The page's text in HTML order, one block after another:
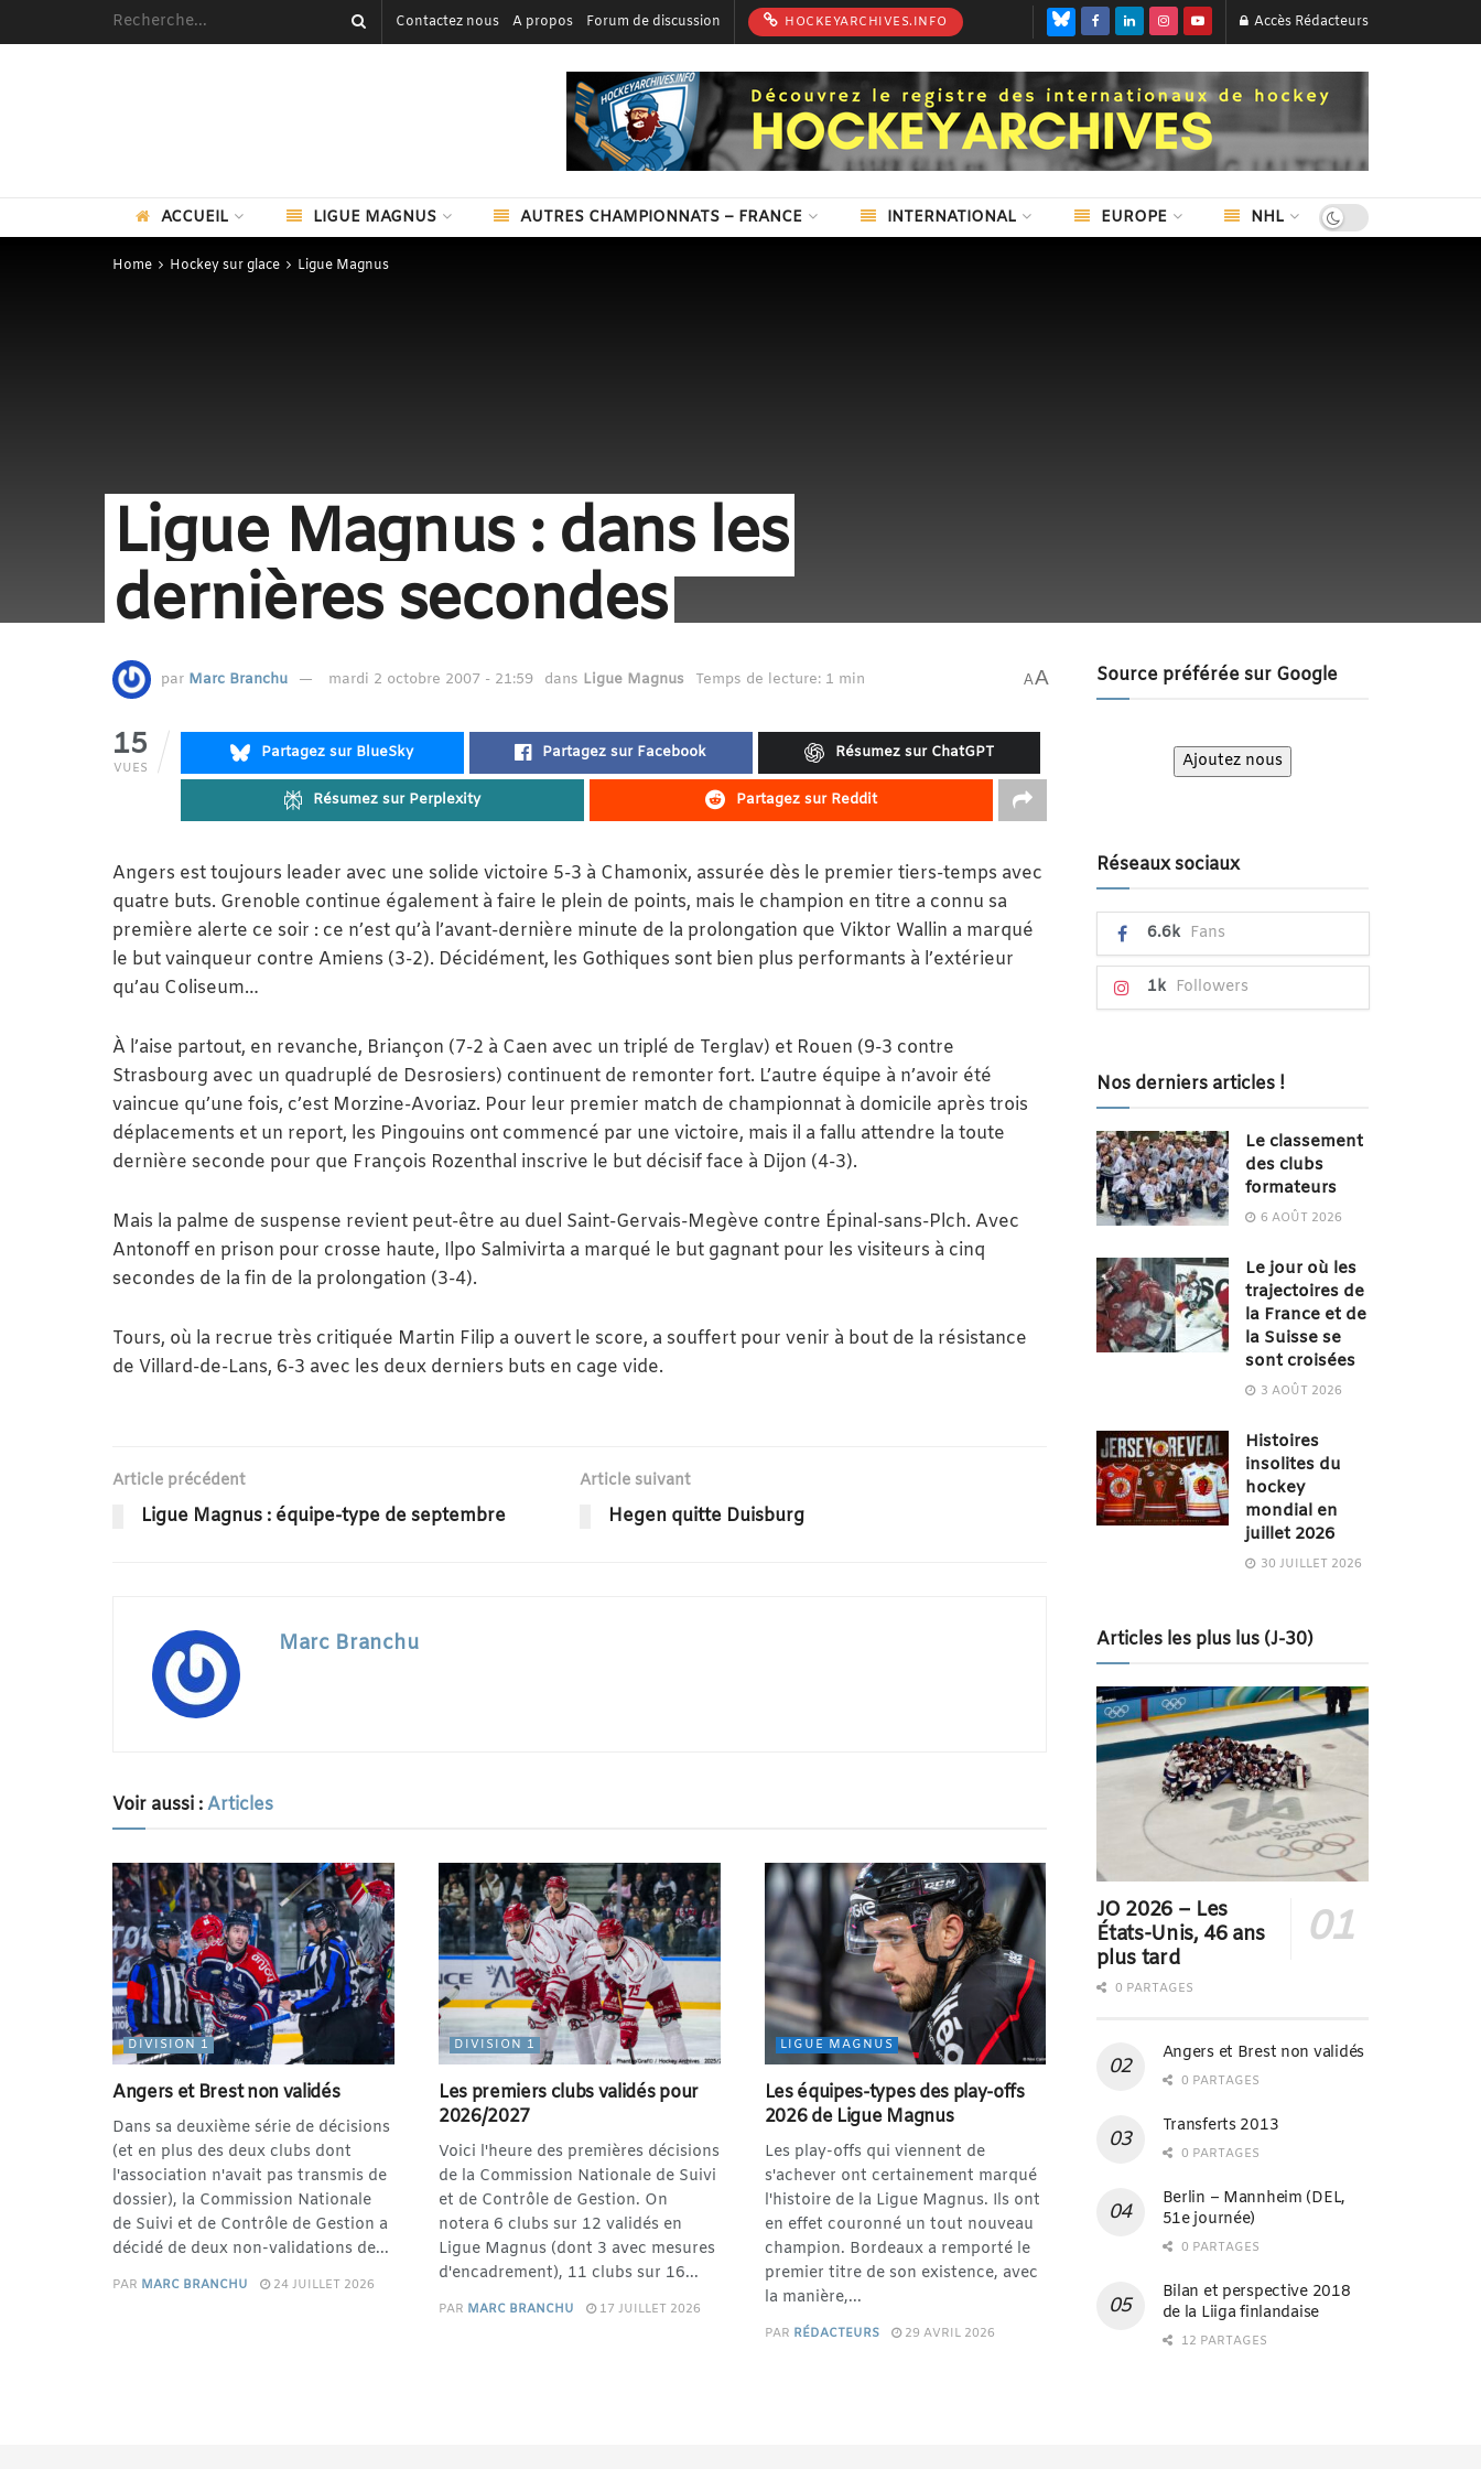
Contactez nous A propos Forum de discussion HOCKEYARCHIVES.INFO Accès Rédacteurs
ACCUEIL LIGUE MAGNUS AUTRES CHAMPIONNATS – FRANCE INTERNATIONAL EUROPE NHL
Home Hockey sur glace Ligue Magnus
Ligue Magnus : dans les
dernières secondes
par Marc Branchu mardi 2 octobre 2007 - 21:59 dans Ligue Magnus Temps de lecture: 1 min AA
15
VUES
Partagez sur BlueSky Partagez sur Facebook Résumez sur ChatGPT
Résumez sur Perplexity Partagez sur Reddit
Angers est toujours leader avec une solide victoire 5-3 à Chamonix, assurée dès le premier tiers-temps avec
quatre buts. Grenoble continue également à faire le plein de points, mais le champion en titre a connu sa
première alerte ce soir : ce n’est qu’à l’avant-dernière minute de la prolongation que Viktor Wallin a marqué
le but vainqueur contre Amiens (3-2). Décidément, les Gothiques sont bien plus performants à l’extérieur
qu’au Coliseum…
À l’aise partout, en revanche, Briançon (7-2 à Caen avec un triplé de Terglav) et Rouen (9-3 contre
Strasbourg avec un quadruplé de Desrosiers) continuent de remonter fort. L’autre équipe à n’avoir été
vaincue qu’une fois, c’est Morzine-Avoriaz. Pour leur premier match de championnat à domicile après trois
déplacements et un report, les Pingouins ont commencé par une victoire, mais il a fallu attendre la toute
dernière seconde pour que François Rozenthal inscrive le but décisif face à Dijon (4-3).
Mais la palme de suspense revient peut-être au duel Saint-Gervais-Megève contre Épinal-sans-Plch. Avec
Antonoff en prison pour crosse haute, Ilpo Salmivirta a marqué le but gagnant pour les visiteurs à cinq
secondes de la fin de la prolongation (3-4).
Tours, où la recrue très critiquée Martin Filip a ouvert le score, a souffert pour venir à bout de la résistance
de Villard-de-Lans, 6-3 avec les deux derniers buts en cage vide.
Article précédent
Ligue Magnus : équipe-type de septembre
Article suivant
Hegen quitte Duisburg
Marc Branchu
Voir aussi :Articles
DIVISION 1
Angers et Brest non validés
Dans sa deuxième série de décisions
(et en plus des deux clubs dont
l'association n'avait pas transmis de
dossier), la Commission Nationale
de Suivi et de Contrôle de Gestion a
décidé de deux non-validations de...
PAR MARC BRANCHU 24 JUILLET 2026
DIVISION 1
Les premiers clubs validés pour
2026/2027
Voici l'heure des premières décisions
de la Commission Nationale de Suivi
et de Contrôle de Gestion. On
notera 6 clubs sur 12 validés en
Ligue Magnus (dont 3 avec mesures
d'encadrement), 11 clubs sur 16...
PAR MARC BRANCHU 17 JUILLET 2026
LIGUE MAGNUS
Les équipes-types des play-offs
2026 de Ligue Magnus
Les play-offs qui viennent de
s'achever ont certainement marqué
l'histoire de la Ligue Magnus. Ils ont
en effet couronné un tout nouveau
champion. Bordeaux a remporté le
premier titre de son existence, avec
la manière,...
PAR RÉDACTEURS 29 AVRIL 2026
Source préférée sur Google
Ajoutez nous
Réseaux sociaux
6.6k Fans
1k Followers
Nos derniers articles !
Le classement
des clubs
formateurs
6 AOÛT 2026
Le jour où les
trajectoires de
la France et de
la Suisse se
sont croisées
3 AOÛT 2026
Histoires
insolites du
hockey
mondial en
juillet 2026
30 JUILLET 2026
Articles les plus lus (J-30)
JO 2026 – Les
États-Unis, 46 ans
plus tard
0 PARTAGES
Angers et Brest non validés
0 PARTAGES
Transferts 2013
0 PARTAGES
Berlin – Mannheim (DEL,
51e journée)
0 PARTAGES
Bilan et perspective 2018
de la Liiga finlandaise
12 PARTAGES